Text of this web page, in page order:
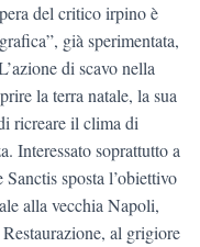
del critico irpino è
già sperimentata,
di scavo nella
la terra natale, la sua
ricreare il clima di
Interessato soprattutto a
sposta l’obiettivo
alla vecchia Napoli,
al grigiore